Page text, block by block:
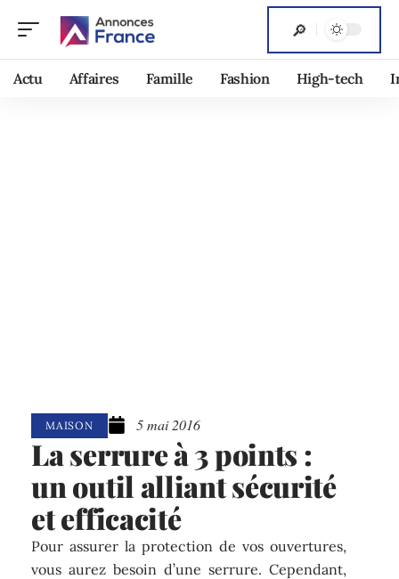
Actu Affaires Famille Fashion High-tech
MAISON 5 mai 2016
La serrure à 3 points :
un outil alliant sécurité
et efficacité
Pour assurer la protection de vos ouvertures,
vous aurez besoin d’une serrure. Cependant,